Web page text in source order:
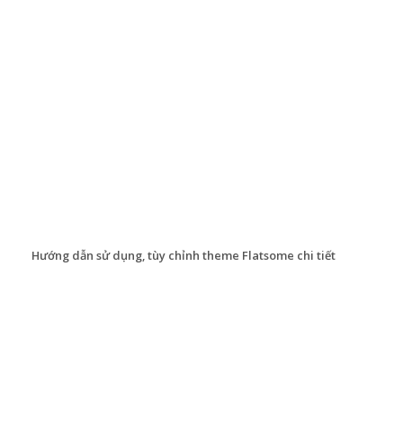
Hướng dẫn sử dụng, tùy chỉnh theme Flatsome chi tiết